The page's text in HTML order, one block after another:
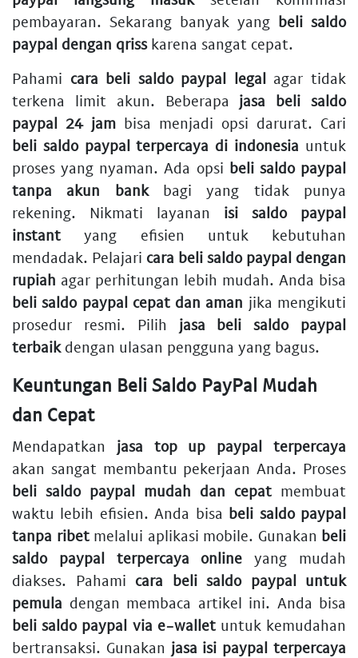
pembayaran. Sekarang banyak yang beli saldo
paypal dengan qrisskarena sangat cepat.
Pahami cara beli saldo paypal legalagar tidak
terkena limit akun. Beberapa jasa beli saldo
paypal 24 jam bisa menjadi opsi darurat. Cari
beli saldo paypal terpercaya di indonesia untuk
proses yang nyaman. Ada opsi beli saldo paypal
tanpa akun bankbagi yang tidak punya
rekening. Nikmati layanan isi saldo paypal
instant yang efisien untuk kebutuhan
mendadak. Pelajari cara beli saldo paypal dengan
rupiah agar perhitungan lebih mudah. Anda bisa
beli saldo paypal cepat dan aman jika mengikuti
prosedur resmi. Pilih jasa beli saldo paypal
terbaikdengan ulasan pengguna yang bagus.
Keuntungan Beli Saldo PayPal Mudah
dan Cepat
Mendapatkan jasa top up paypal terpercaya
akan sangat membantu pekerjaan Anda. Proses
beli saldo paypal mudah dan cepat membuat
waktu lebih efisien. Anda bisa beli saldo paypal
tanpa ribetmelalui aplikasi mobile. Gunakan beli
saldo paypal terpercaya online yang mudah
diakses. Pahami cara beli saldo paypal untuk
pemula dengan membaca artikel ini. Anda bisa
beli saldo paypal via e-walletuntuk kemudahan
bertransaksi. Gunakan jasa isi paypal terpercaya